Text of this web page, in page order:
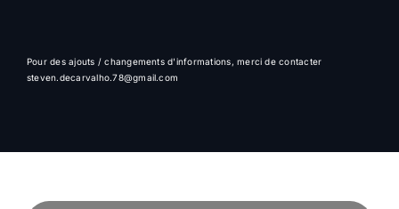
Pour des ajouts / changements d'informations, merci de contacter
steven.decarvalho.78@gmail.com